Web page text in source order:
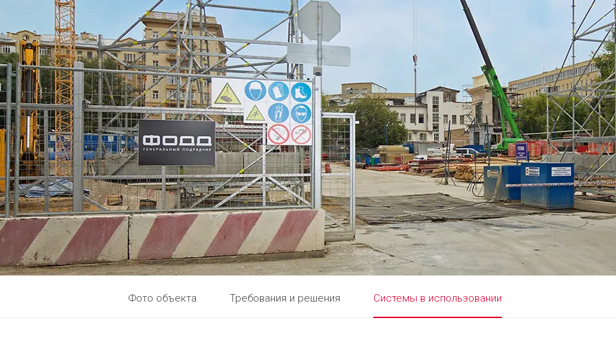
Фото объекта Требования и решения Системы в использовании